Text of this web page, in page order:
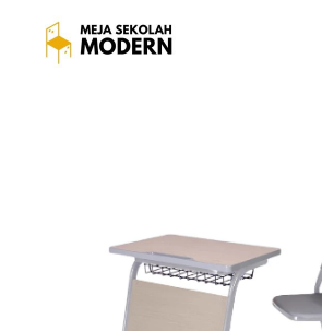
Jual Meja Sekolah
Berbagai Ukuran 06